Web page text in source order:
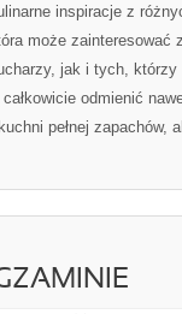
inspiracje z
może zainteresować
jak i tych, którzy
odmienić
pełnej zapachów,